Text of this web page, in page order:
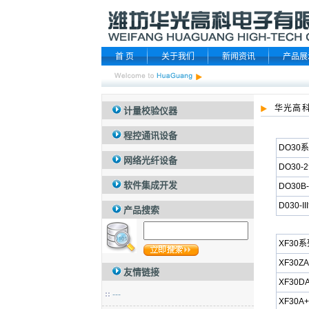
首 页 关于我们 新闻资讯 产品
计量校验仪器
程控通讯设备
网络光纤设备
软件集成开发
产品搜索
友情链接
---
华光高
DO30
DO30-2
D030-
XF30系
XF30ZA
XF30A+